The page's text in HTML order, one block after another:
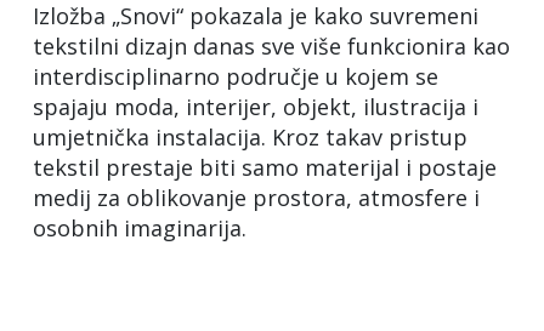
Izložba „Snovi“ pokazala je kako suvremeni
tekstilni dizajn danas sve više funkcionira kao
interdisciplinarno područje u kojem se
spajaju moda, interijer, objekt, ilustracija i
umjetnička instalacija. Kroz takav pristup
tekstil prestaje biti samo materijal i postaje
medij za oblikovanje prostora, atmosfere i
osobnih imaginarija.